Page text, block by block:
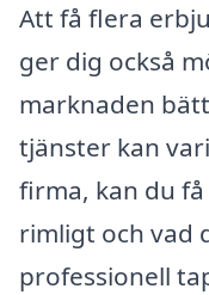
Att få flera
ger dig också
marknaden
tjänster kan
firma, kan du
rimligt och vad
professionell